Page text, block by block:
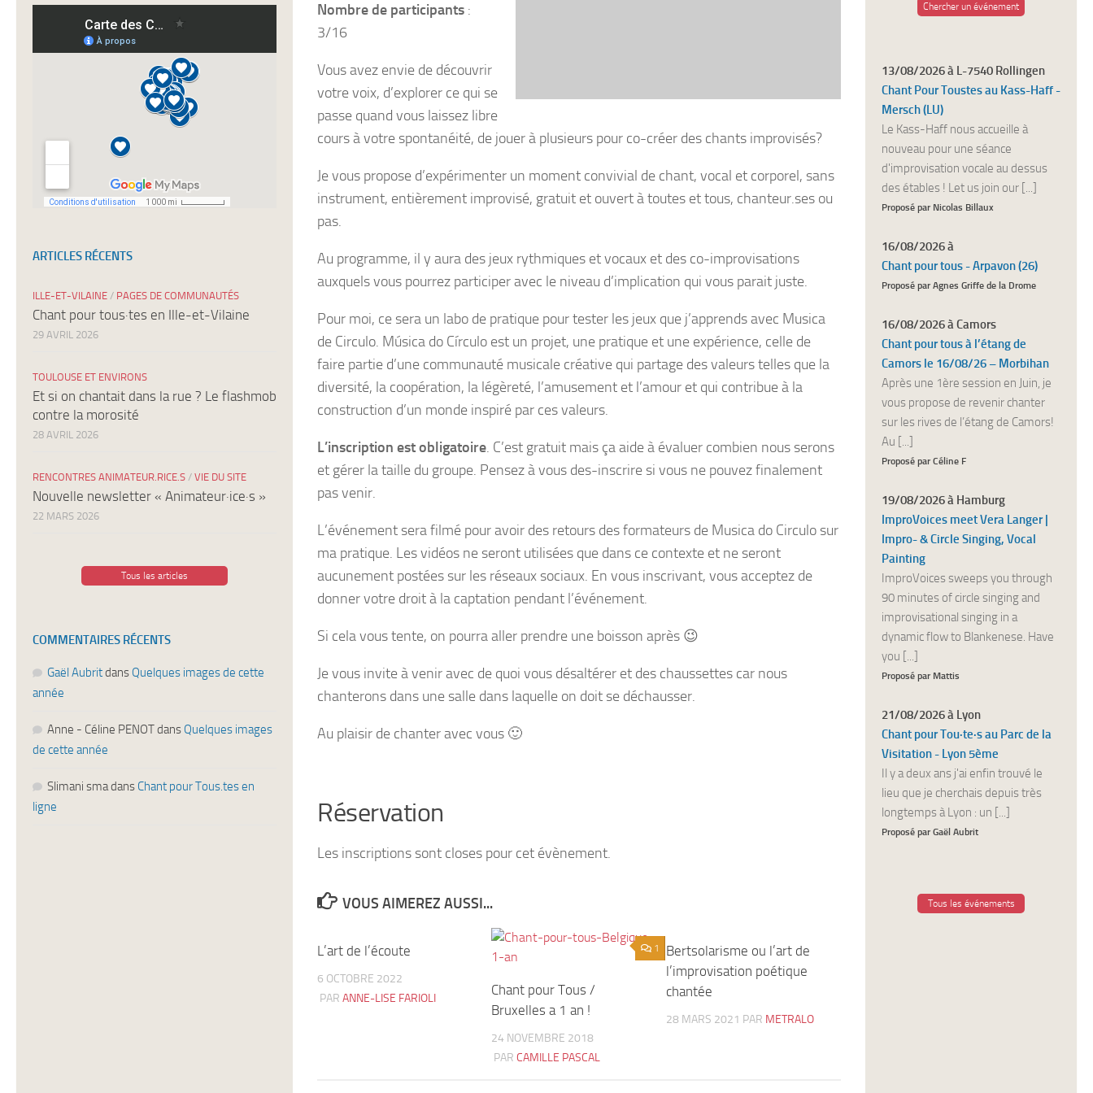
Nombre de participants :
3/16
Vous avez envie de découvrir
votre voix, d’explorer ce qui se
passe quand vous laissez libre
cours à votre spontanéité, de jouer à plusieurs pour co-créer des chants improvisés?
Je vous propose d’expérimenter un moment convivial de chant, vocal et corporel, sans
instrument, entièrement improvisé, gratuit et ouvert à toutes et tous, chanteur.ses ou
pas.
Au programme, il y aura des jeux rythmiques et vocaux et des co-improvisations
auxquels vous pourrez participer avec le niveau d’implication qui vous parait juste.
Pour moi, ce sera un labo de pratique pour tester les jeux que j’apprends avec Musica
de Circulo. Música do Círculo est un projet, une pratique et une expérience, celle de
faire partie d’une communauté musicale créative qui partage des valeurs telles que la
diversité, la coopération, la légèreté, l’amusement et l’amour et qui contribue à la
construction d’un monde inspiré par ces valeurs.
L’inscription est obligatoire. C’est gratuit mais ça aide à évaluer combien nous serons
et gérer la taille du groupe. Pensez à vous des-inscrire si vous ne pouvez finalement
pas venir.
L’événement sera filmé pour avoir des retours des formateurs de Musica do Circulo sur
ma pratique. Les vidéos ne seront utilisées que dans ce contexte et ne seront
aucunement postées sur les réseaux sociaux. En vous inscrivant, vous acceptez de
donner votre droit à la captation pendant l’événement.
Si cela vous tente, on pourra aller prendre une boisson après 😉
Je vous invite à venir avec de quoi vous désaltérer et des chaussettes car nous
chanterons dans une salle dans laquelle on doit se déchausser.
Au plaisir de chanter avec vous 🙂
Réservation
Les inscriptions sont closes pour cet évènement.
VOUS AIMEREZ AUSSI...
L’art de l’écoute
6 OCTOBRE 2022
PAR ANNE-LISE FARIOLI
1
Chant pour Tous /
Bruxelles a 1 an !
24 NOVEMBRE 2018
PARCAMILLE PASCAL
Bertsolarisme ou l’art de
l’improvisation poétique
chantée
28 MARS 2021 PAR METRALO
newsletters
ARTICLES RÉCENTS
ILLE-ET-VILAINE / PAGES DE COMMUNAUTÉS
Chant pour tous·tes en Ille-et-Vilaine
29 AVRIL 2026
TOULOUSE ET ENVIRONS
Et si on chantait dans la rue ? Le flashmob
contre la morosité
28 AVRIL 2026
RENCONTRES ANIMATEUR.RICE.S / VIE DU SITE
Nouvelle newsletter « Animateur·ice·s »
22 MARS 2026
Tous les articles
COMMENTAIRES RÉCENTS
Gaël Aubritdans Quelques images de cette
année
Anne - Céline PENOTdans Quelques images
de cette année
Slimani smadans Chant pour Tous.tes en
ligne
Chercher un événement
13/08/2026 à L-7540 Rollingen
Chant Pour Toustes au Kass-Haff -
Mersch (LU)
Le Kass-Haff nous accueille à
nouveau pour une séance
d'improvisation vocale au dessus
des étables ! Let us join our [...]
Proposé par Nicolas Billaux
16/08/2026 à
Chant pour tous - Arpavon (26)
Proposé par Agnes Griffe de la Drome
16/08/2026 à Camors
Chant pour tous à l’étang de
Camors le 16/08/26 – Morbihan
Après une 1ère session en Juin, je
vous propose de revenir chanter
sur les rives de l’étang de Camors!
Au [...]
Proposé par Céline F
19/08/2026 à Hamburg
ImproVoices meet Vera Langer |
Impro- & Circle Singing, Vocal
Painting
ImproVoices sweeps you through
90 minutes of circle singing and
improvisational singing in a
dynamic flow to Blankenese. Have
you [...]
Proposé par Mattis
21/08/2026 à Lyon
Chant pour Tou·te·s au Parc de la
Visitation - Lyon 5ème
Il y a deux ans j'ai enfin trouvé le
lieu que je cherchais depuis très
longtemps à Lyon : un [...]
Proposé par Gaël Aubrit
Tous les événements